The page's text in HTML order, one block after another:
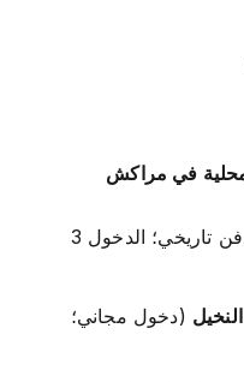
محلية في مراكش
(موقع دفن تاريخي؛ الدخول 3
(دخول مجاني؛